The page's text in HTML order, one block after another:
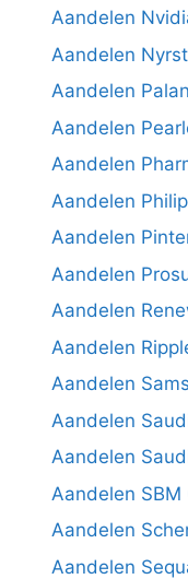
Aandelen
Aandelen
Aandelen
Aandelen
Aandelen
Aandelen
Aandelen
Aandelen
Aandelen
Aandelen
Aandelen
Aandelen
Aandelen
Aandelen
Aandelen
Aandelen